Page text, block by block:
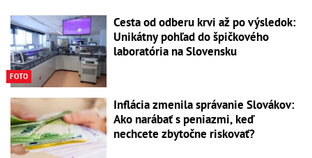
FOTO
Cesta od odberu krvi až po výsledok:
Unikátny pohľad do špičkového
laboratória na Slovensku
Inflácia zmenila správanie Slovákov:
Ako narábať s peniazmi, keď
nechcete zbytočne riskovať?